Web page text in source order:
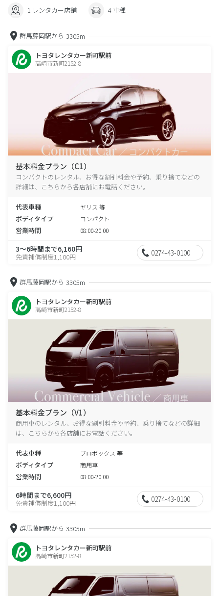
1 レンタカー店舗 4 車種
群馬藤岡駅から 3305m
トヨタレンタカー新町駅前
高崎市新町2152-8
基本料金プラン（C1）
コンパクトのレンタル、お得な割引料金や予約、乗り捨てなどの
詳細は、こちらから各店舗にお電話ください。
代表車種 ヤリス 等
ボディタイプ コンパクト
営業時間 08:00-20:00
3～6時間まで6,160円
免責補償制度1,100円 0274-43-0100
群馬藤岡駅から 3305m
トヨタレンタカー新町駅前
高崎市新町2152-8
基本料金プラン（V1）
商用車のレンタル、お得な割引料金や予約、乗り捨てなどの詳細
は、こちらから各店舗にお電話ください。
代表車種 プロボックス 等
ボディタイプ 商用車
営業時間 08:00-20:00
6時間まで6,600円
免責補償制度1,100円 0274-43-0100
群馬藤岡駅から 3305m
トヨタレンタカー新町駅前
高崎市新町2152-8